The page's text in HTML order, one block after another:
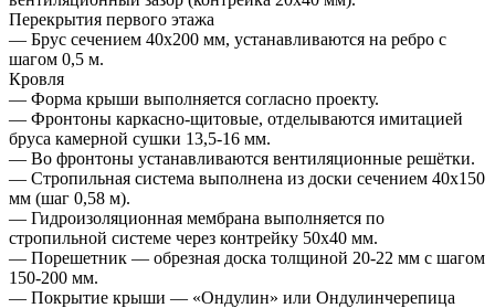
Перекрытия первого этажа
— Брус сечением 40х200 мм, устанавливаются на ребро с
шагом 0,5 м.
Кровля
— Форма крыши выполняется согласно проекту.
— Фронтоны каркасно-щитовые, отделываются имитацией
бруса камерной сушки 13,5-16 мм.
— Во фронтоны устанавливаются вентиляционные решётки.
— Стропильная система выполнена из доски сечением 40х150
мм (шаг 0,58 м).
— Гидроизоляционная мембрана выполняется по
стропильной системе через контрейку 50х40 мм.
— Порешетник — обрезная доска толщиной 20-22 мм с шагом
150-200 мм.
— Покрытие крыши — «Ондулин» или Ондулинчерепица